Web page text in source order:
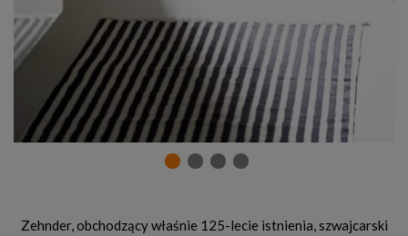
Zehnder, obchodzący właśnie 125-lecie istnienia, szwajcarski